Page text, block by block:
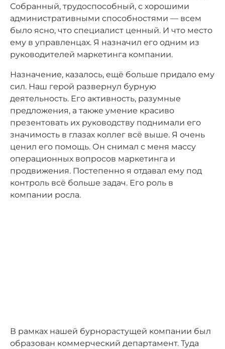
Собранный, трудоспособный, с хорошими
административными способностями — всем
было ясно, что специалист ценный. И что место
ему в управленцах. Я назначил его одним из
руководителей маркетинга компании.
Назначение, казалось, ещё больше придало ему
сил. Наш герой развернул бурную
деятельность. Его активность, разумные
предложения, а также умение красиво
презентовать их руководству поднимали его
значимость в глазах коллег всё выше. Я очень
ценил его помощь. Он снимал с меня массу
операционных вопросов маркетинга и
продвижения. Постепенно я отдавал ему под
контроль всё больше задач. Его роль в
компании росла.
В рамках нашей бурнорастущей компании был
образован коммерческий департамент. Туда